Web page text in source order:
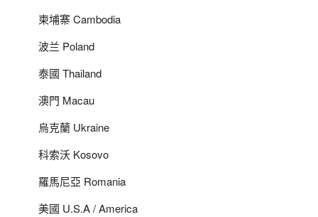
柬埔寨 Cambodia
波兰 Poland
泰國 Thailand
澳門 Macau
烏克蘭 Ukraine
科索沃 Kosovo
羅馬尼亞 Romania
美國 U.S.A / America